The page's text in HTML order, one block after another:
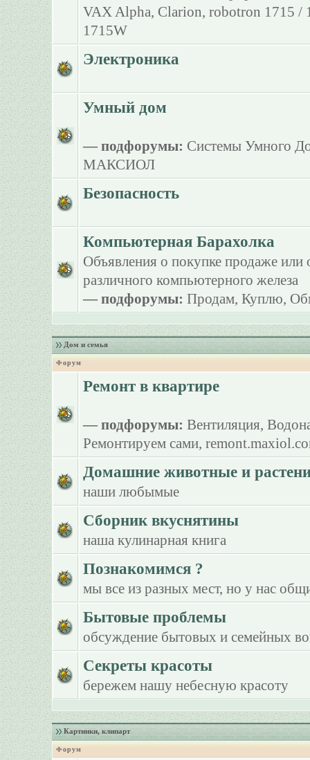
VAX Alpha, Clarion, robotron 1715 /
1715W
Электроника
Умный дом
— подфорумы: Системы Умного
МАКСИОЛ
Безопасность
Компьютерная Барахолка
Объявления о покупке продаже или
различного компьютерного железа
— подфорумы: Продам, Куплю,
Дом и семья
Форум
Ремонт в квартире
— подфорумы: Вентиляция,
Ремонтируем сами,
Домашние животные и
наши любымые
Сборник вкуснятины
наша кулинарная книга
Познакомимся ?
мы все из разных мест, но у нас
Бытовые проблемы
обсуждение бытовых и семейных
Секреты красоты
бережем нашу небесную красоту
Картинки, клипарт
Форум